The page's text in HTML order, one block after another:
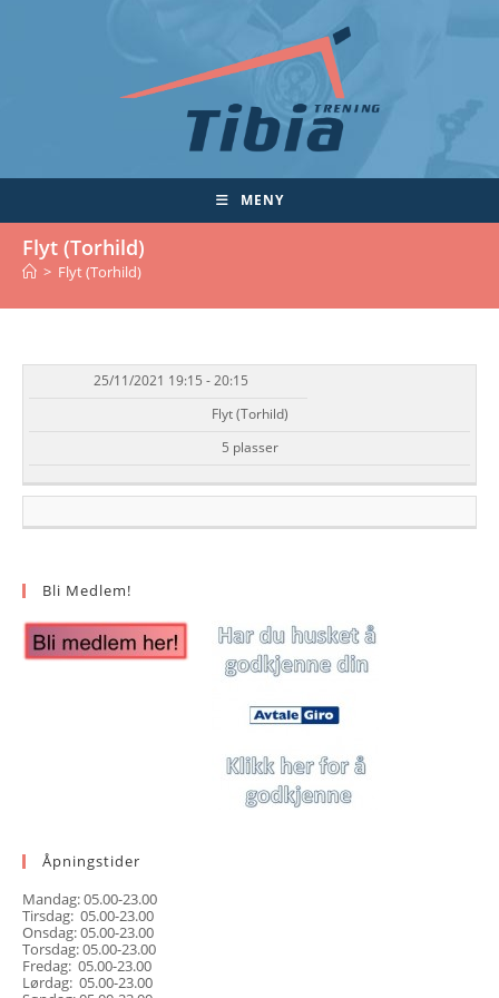
MENY
Flyt (Torhild)
> Flyt (Torhild)
DATO/TID EVENT TILGJENGELIGHET
25/11/2021 19:15 - 20:15
Flyt (Torhild)
5 plasser
Bli Medlem!
Åpningstider
Mandag: 05.00-23.00
Tirsdag: 05.00-23.00
Onsdag: 05.00-23.00
Torsdag: 05.00-23.00
Fredag: 05.00-23.00
Lørdag: 05.00-23.00